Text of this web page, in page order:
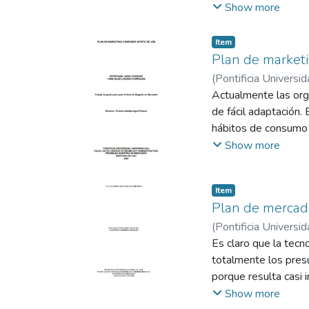
diseñar un plan de
cierre del año
cooperativa de
de acción
soporta en
calidad del servicio
por la cooperativa,
de la Cooperativa
de servicio, nuevos
Show more
Item
Plan de
(Pontificia
Actualmente las
de fácil adaptación.
hábitos de
acertadas para
actividades de la
una pandemia
marketing de la
interés evaluar la
disciplinado del
realidades del
Show more
Item
Plan de
(Pontificia
Es claro que la
totalmente los
porque resulta casi
siguiente trabajo
Show more